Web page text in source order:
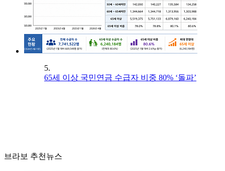
5.
65세 이상 국민연금 수급자 비중 80% ‘돌파’
브라보 추천뉴스